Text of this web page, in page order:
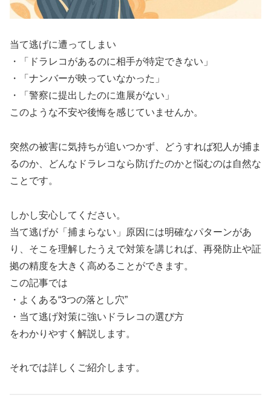
当て逃げに遭ってしまい
・「ドラレコがあるのに相手が特定できない」
・「ナンバーが映っていなかった」
・「警察に提出したのに進展がない」
このような不安や後悔を感じていませんか。
突然の被害に気持ちが追いつかず、どうすれば犯人が捕ま
るのか、どんなドラレコなら防げたのかと悩むのは自然な
ことです。
しかし安心してください。
当て逃げが「捕まらない」原因には明確なパターンがあ
り、そこを理解したうえで対策を講じれば、再発防止や証
拠の精度を大きく高めることができます。
この記事では
・よくある“3つの落とし穴”
・当て逃げ対策に強いドラレコの選び方
をわかりやすく解説します。
それでは詳しくご紹介します。